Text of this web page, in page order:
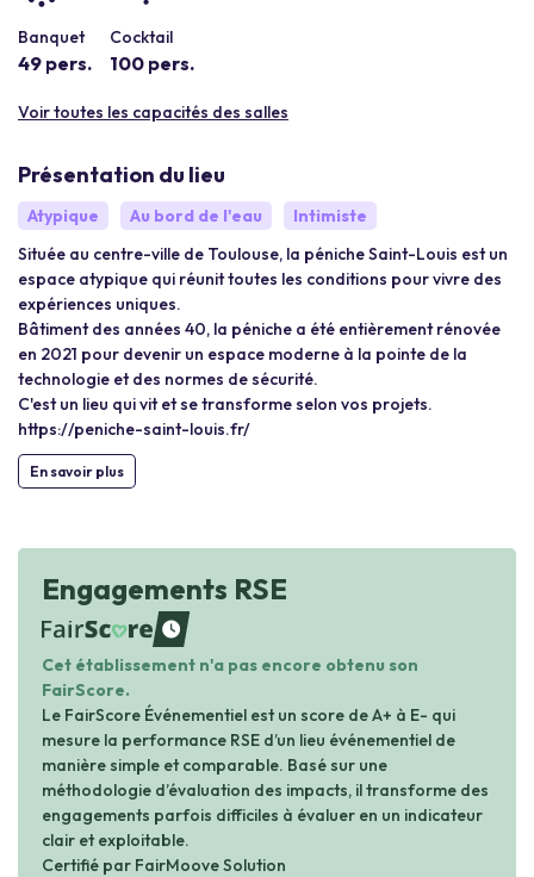
Banquet
49 pers.
Cocktail
100 pers.
Voir toutes les capacités des salles
Présentation du lieu
Atypique Au bord de l'eau
Intimiste
Située au centre-ville de Toulouse, la péniche Saint-Louis est un
espace atypique qui réunit toutes les conditions pour vivre des
expériences uniques.
Bâtiment des années 40, la péniche a été entièrement rénovée
en 2021 pour devenir un espace moderne à la pointe de la
technologie et des normes de sécurité.
C'est un lieu qui vit et se transforme selon vos projets.
https://peniche-saint-louis.fr/
En savoir plus
Engagements RSE
waiting
Cet établissement n'a pas encore obtenu son
FairScore.
Le FairScore Événementiel est un score de A+ à E- qui
mesure la performance RSE d’un lieu événementiel de
manière simple et comparable. Basé sur une
méthodologie d’évaluation des impacts, il transforme des
engagements parfois difficiles à évaluer en un indicateur
clair et exploitable.
Certifié par FairMoove Solution